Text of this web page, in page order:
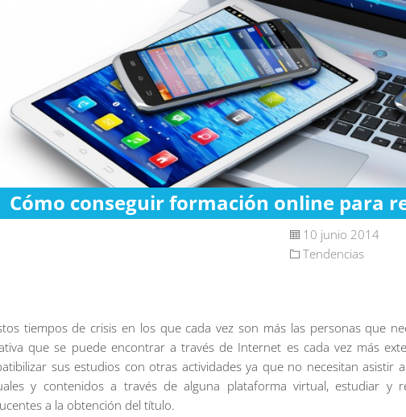
Cómo conseguir formación online para
10 junio 2014
Tendencias
tiempos de crisis en los que cada vez son más las personas que
que se puede encontrar a través de Internet es cada vez más
sus estudios con otras actividades ya que no necesitan asistir
y contenidos a través de alguna plataforma virtual, estudiar y
a la obtención del título.